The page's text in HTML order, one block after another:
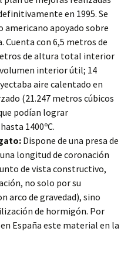
en 1995. Se
apoyado sobre
Cuenta con 6,5 metros de
de altura total interior
interior útil; 14
aire calentado en
(21.247 metros cúbicos
podían lograr
1400ºC.
Dispone de una presa de
longitud de coronación
de vista constructivo,
no solo por su
arco de gravedad), sino
de hormigón. Por
España este material en la